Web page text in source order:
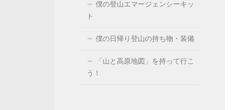
僕の登山エマージェンシーキッ
ト
僕の日帰り登山の持ち物・装備
「山と高原地図」を持って行こ
う！